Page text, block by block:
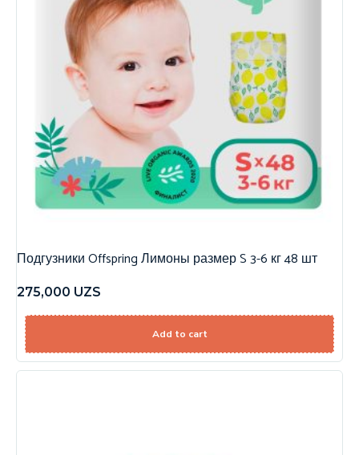
Подгузники Offspring Лимоны размер S 3-6 кг 48 шт
275,000 UZS
Add to cart